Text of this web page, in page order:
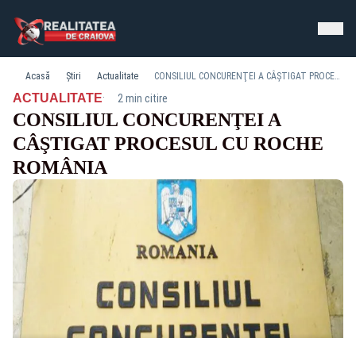
Acasă Știri Actualitate CONSILIUL CONCURENŢEI A CÂŞTIGAT PROCESUL CU ROCHE ROMÂNIA
ACTUALITATE· 2 min citire
CONSILIUL CONCURENŢEI A
CÂŞTIGAT PROCESUL CU ROCHE
ROMÂNIA